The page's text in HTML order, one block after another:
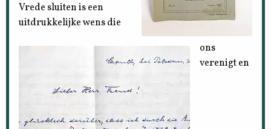
Vrede sluiten is een
uitdrukkelijke wens die
ons
verenigt en